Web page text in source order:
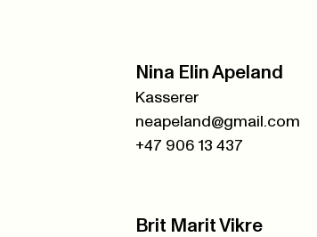
Nina Elin Apeland
Kasserer
neapeland@gmail.com
+47 906 13 437
Brit Marit Vikre